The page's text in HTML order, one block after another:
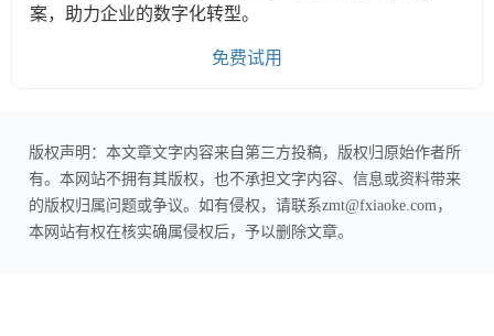
案，助力企业的数字化转型。
免费试用
版权声明：本文章文字内容来自第三方投稿，版权归原始作者所
有。本网站不拥有其版权，也不承担文字内容、信息或资料带来
的版权归属问题或争议。如有侵权，请联系zmt@fxiaoke.com，
本网站有权在核实确属侵权后，予以删除文章。